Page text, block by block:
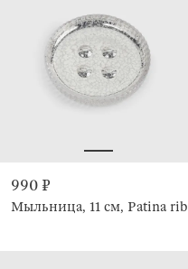
990 ₽
Мыльница, 11 см, Patina rib